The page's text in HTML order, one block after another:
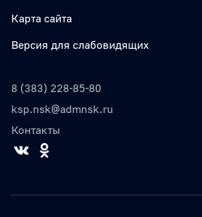
Карта сайта
Версия для слабовидящих
8 (383) 228-85-80
ksp.nsk@admnsk.ru
Контакты